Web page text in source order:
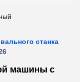
станка
машины с